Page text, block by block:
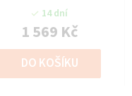
14 dní
1 569 Kč
DO KOŠÍKU